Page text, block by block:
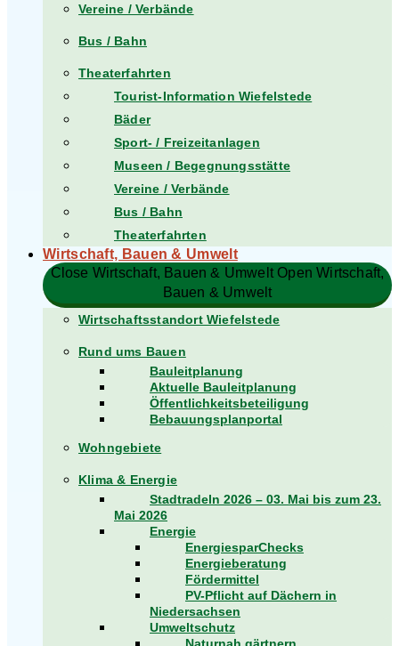
Vereine / Verbände
Bus / Bahn
Theaterfahrten
Tourist-Information Wiefelstede
Bäder
Sport- / Freizeitanlagen
Museen / Begegnungsstätte
Vereine / Verbände
Bus / Bahn
Theaterfahrten
Wirtschaft, Bauen & Umwelt
Close Wirtschaft, Bauen & Umwelt Open Wirtschaft,
Bauen & Umwelt
Wirtschaftsstandort Wiefelstede
Rund ums Bauen
Bauleitplanung
Aktuelle Bauleitplanung
Öffentlichkeitsbeteiligung
Bebauungsplanportal
Wohngebiete
Klima & Energie
Stadtradeln 2026 – 03. Mai bis zum 23.
Mai 2026
Energie
EnergiesparChecks
Energieberatung
Fördermittel
PV-Pflicht auf Dächern in
Niedersachsen
Umweltschutz